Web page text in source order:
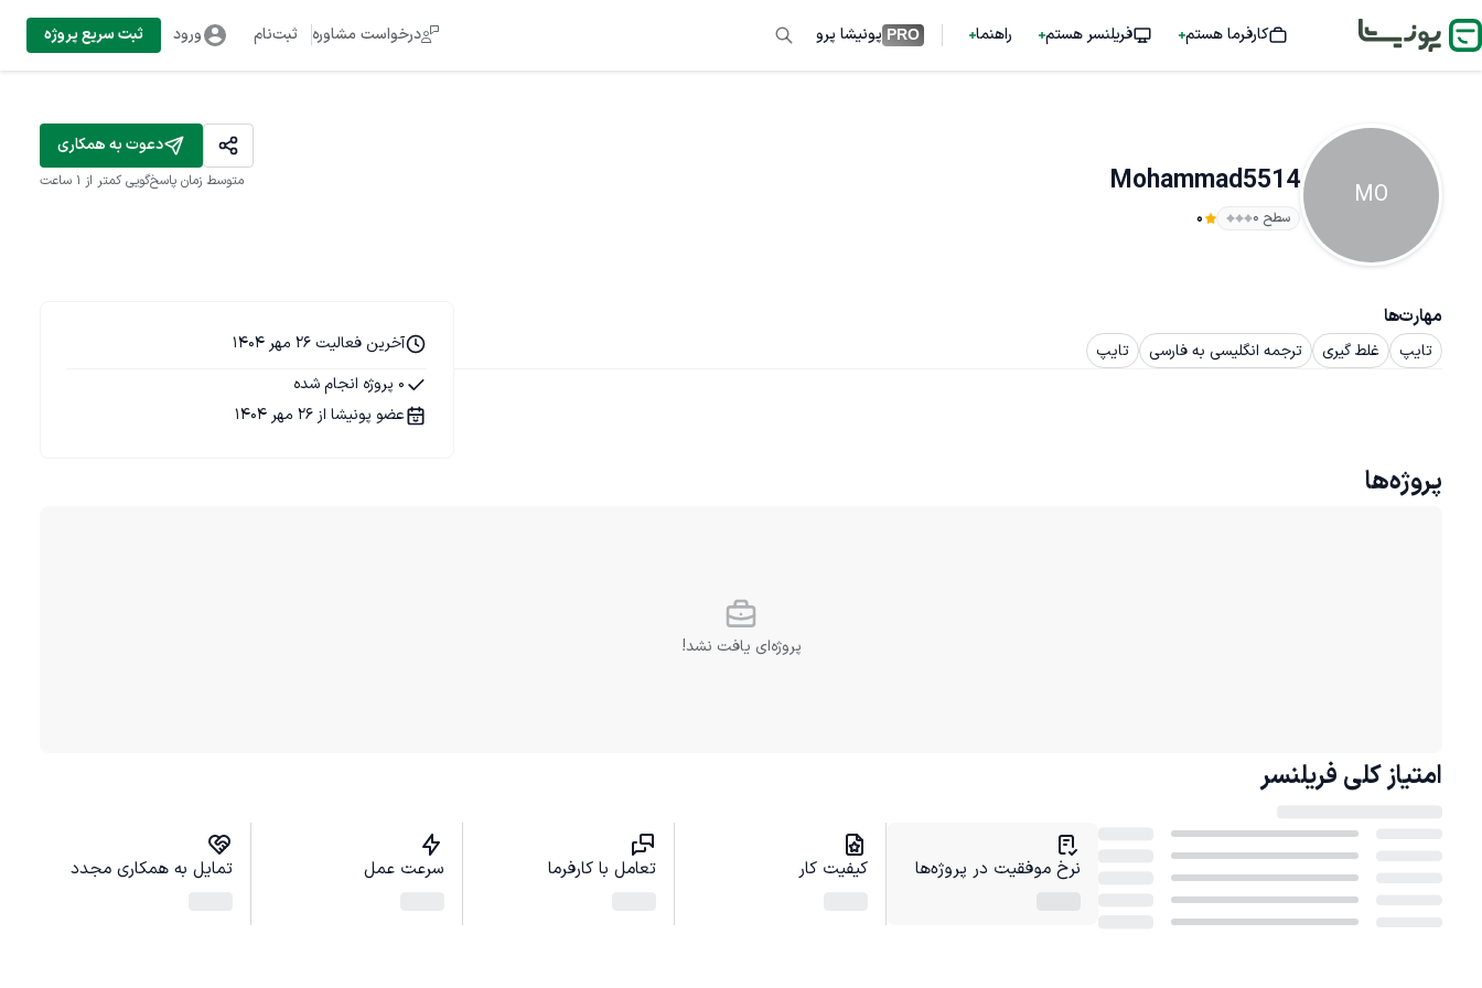
کارفرما هستم فریلنسر هستم راهنما PRO پونیشا پرو درخواست مشاوره ثبت‌نام ورود ثبت سریع پروژه
MO
Mohammad5514
سطح ۰ 0
دعوت به همکاری
متوسط زمان پاسخ‌گویی کمتر از 1 ساعت
مهارت‌ها
تایپ غلط گیری ترجمه انگلیسی به فارسی تایپ
آخرین فعالیت 26 مهر 1404
0 پروژه انجام شده
عضو پونیشا از 26 مهر 1404
پروژه‌ها
پروژه‌ای یافت نشد!
امتیاز کلی فریلنسر
نرخ موفقیت در پروژه‌ها کیفیت کار تعامل با کارفرما سرعت عمل تمایل به همکاری مجدد